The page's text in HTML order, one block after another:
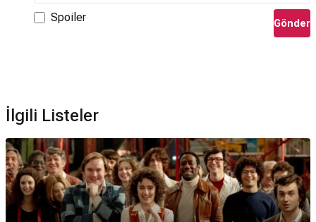
Spoiler Gönder
İlgili Listeler